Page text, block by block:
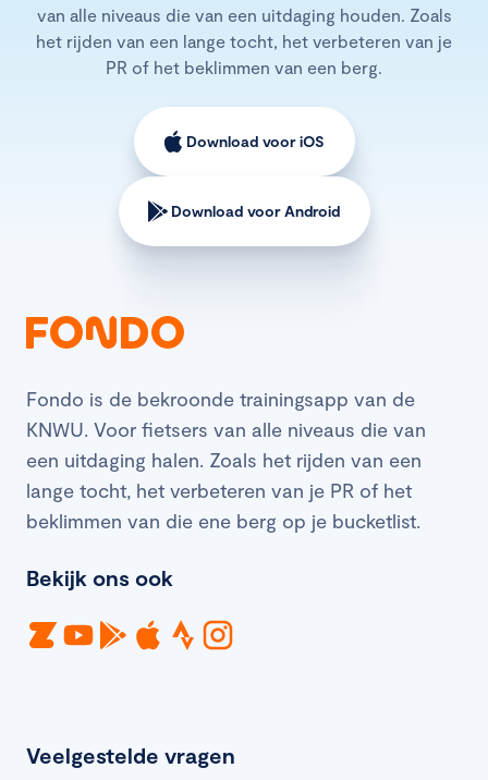
van alle niveaus die van een uitdaging houden. Zoals
het rijden van een lange tocht, het verbeteren van je
PR of het beklimmen van een berg.
Download voor iOS
Download voor Android
Fondo is de bekroonde trainingsapp van de
KNWU. Voor fietsers van alle niveaus die van
een uitdaging halen. Zoals het rijden van een
lange tocht, het verbeteren van je PR of het
beklimmen van die ene berg op je bucketlist.
Bekijk ons ook
Veelgestelde vragen